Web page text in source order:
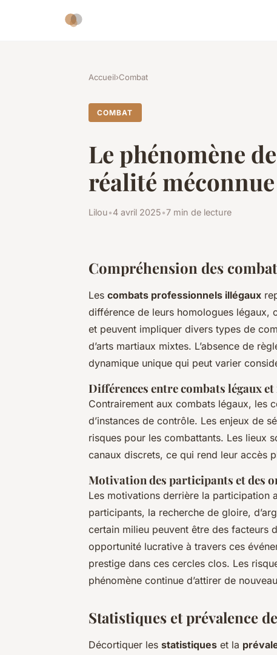
Accueil›Combat
COMBAT
Le phénomène
réalité méconnue
Lilou•4 avril 2025•7 min de lecture
Compréhension des
Les combats professionnels illégaux
différence de leurs homologues légaux,
et peuvent impliquer divers types de
d’arts martiaux mixtes. L’absence de
dynamique unique qui peut varier
Différences entre combats légaux
Contrairement aux combats légaux, les
d’instances de contrôle. Les enjeux de
risques pour les combattants. Les lieux
canaux discrets, ce qui rend leur accès
Motivation des participants et des
Les motivations derrière la participation
participants, la recherche de gloire,
certain milieu peuvent être des facteurs
opportunité lucrative à travers ces
prestige dans ces cercles clos. Les
phénomène continue d’attirer de
Statistiques et prévalence
Décortiquer les statistiques et la